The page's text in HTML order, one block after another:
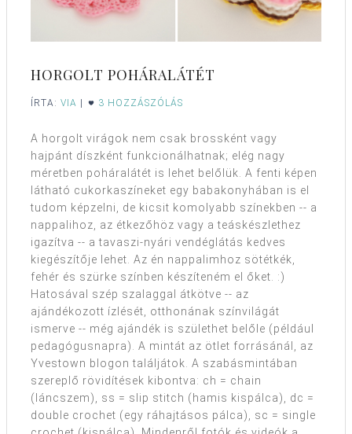
HORGOLT POHÁRALÁTÉT
ÍRTA: VIA | 3 HOZZÁSZÓLÁS
A horgolt virágok nem csak brossként vagy
hajpánt díszként funkcionálhatnak; elég nagy
méretben poháralátét is lehet belőlük. A fenti képen
látható cukorkaszíneket egy babakonyhában is el
tudom képzelni, de kicsit komolyabb színekben -- a
nappalihoz, az étkezőhöz vagy a teáskészlethez
igazítva -- a tavaszi-nyári vendéglátás kedves
kiegészítője lehet. Az én nappalimhoz sötétkék,
fehér és szürke színben készíteném el őket. :)
Hatosával szép szalaggal átkötve -- az
ajándékozott ízlését, otthonának színvilágát
ismerve -- még ajándék is születhet belőle (például
pedagógusnapra). A mintát az ötlet forrásánál, az
Yvestown blogon találjátok. A szabásmintában
szereplő rövidítések kibontva: ch = chain
(láncszem), ss = slip stitch (hamis kispálca), dc =
double crochet (egy ráhajtásos pálca), sc = single